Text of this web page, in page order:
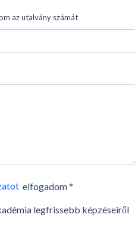
az utalvány számát
elfogadom *
legfrissebb képzéseiről